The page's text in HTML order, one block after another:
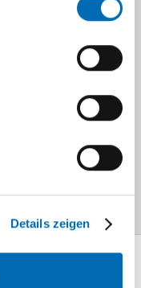
Details zeigen
bei KHK,
Niere